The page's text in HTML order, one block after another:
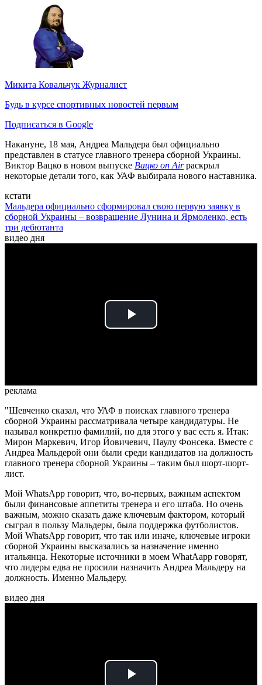
Микита Ковальчук Журналист
Будь в курсе спортивных новостей первым
Подписаться в Google
Накануне, 18 мая, Андреа Мальдера был официально
представлен в статусе главного тренера сборной Украины.
Виктор Вацко в новом выпуске Вацко on Airраскрыл
некоторые детали того, как УАФ выбирала нового наставника.
кстати
Мальдера официально сформировал свою первую заявку в
сборной Украины – возвращение Лунина и Ярмоленко, есть
три дебютанта
видео дня
Play
реклама
"Шевченко сказал, что УАФ в поисках главного тренера
сборной Украины рассматривала четыре кандидатуры. Не
называл конкретно фамилий, но для этого у вас есть я. Итак:
Мирон Маркевич, Игор Йовичевич, Паулу Фонсека. Вместе с
Андреа Мальдерой они были среди кандидатов на должность
главного тренера сборной Украины – таким был шорт-шорт-
лист.
Мой WhatsApp говорит, что, во-первых, важным аспектом
были финансовые аппетиты тренера и его штаба. Но очень
важным, можно сказать даже ключевым фактором, который
сыграл в пользу Мальдеры, была поддержка футболистов.
Мой WhatsApp говорит, что так или иначе, ключевые игроки
сборной Украины высказались за назначение именно
итальянца. Некоторые источники в моем WhatAapp говорят,
что лидеры едва не просили назначить Андреа Мальдеру на
должность. Именно Мальдеру.
видео дня